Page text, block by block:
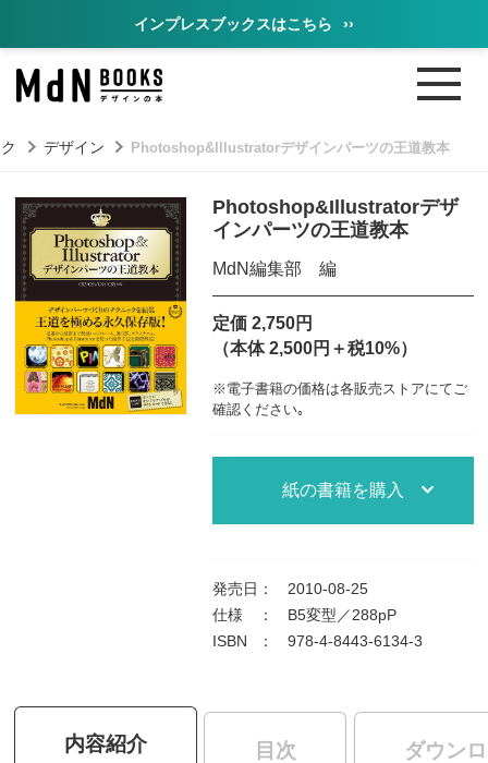
インプレスブックスはこちら ››
デザイン Photoshop&Illustratorデザインパーツの王道教本
Photoshop&Illustratorデザ
インパーツの王道教本
MdN編集部 編
定価 2,750円
（本体 2,500円＋税10%）
※電子書籍の価格は各販売ストアにてご
確認ください｡
紙の書籍を購入
発売日 ：
2010-08-25
仕様
：
B5変型／288pP
ISBN
： 978-4-8443-6134-3
内容紹介 目次 ダウン